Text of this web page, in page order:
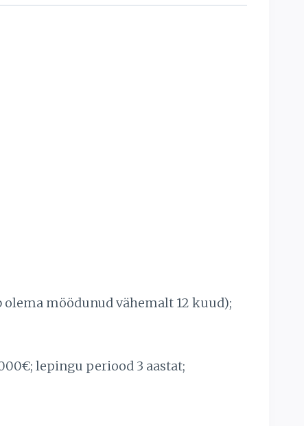
möödunud vähemalt 12 kuud);
lepingu periood 3 aastat;